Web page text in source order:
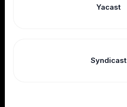
Yacast
Syndicast